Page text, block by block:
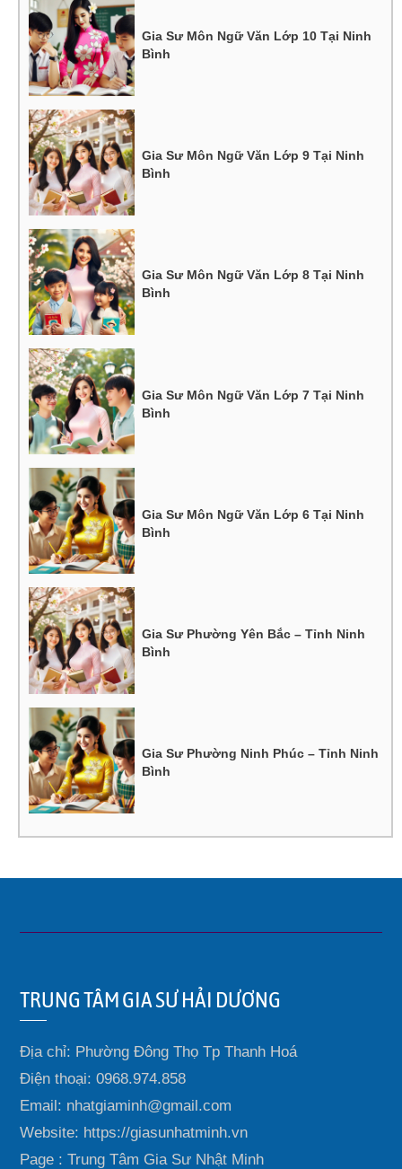
Gia Sư Môn Ngữ Văn Lớp 10 Tại Ninh
Bình
Gia Sư Môn Ngữ Văn Lớp 9 Tại Ninh
Bình
Gia Sư Môn Ngữ Văn Lớp 8 Tại Ninh
Bình
Gia Sư Môn Ngữ Văn Lớp 7 Tại Ninh
Bình
Gia Sư Môn Ngữ Văn Lớp 6 Tại Ninh
Bình
Gia Sư Phường Yên Bắc – Tỉnh Ninh
Bình
Gia Sư Phường Ninh Phúc – Tỉnh Ninh
Bình
TRUNG TÂM GIA SƯ HẢI DƯƠNG
Địa chỉ: Phường Đông Thọ Tp Thanh Hoá
Điện thoại: 0968.974.858
Email: nhatgiaminh@gmail.com
Website: https://giasunhatminh.vn
Page : Trung Tâm Gia Sư Nhật Minh